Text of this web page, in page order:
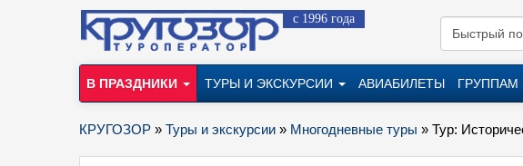
с 1996 года
В ПРАЗДНИКИ ТУРЫ И ЭКСКУРСИИ АВИАБИЛЕТЫ ГРУППАМ
КРУГОЗОР » Туры и экскурсии » Многодневные туры » Тур: